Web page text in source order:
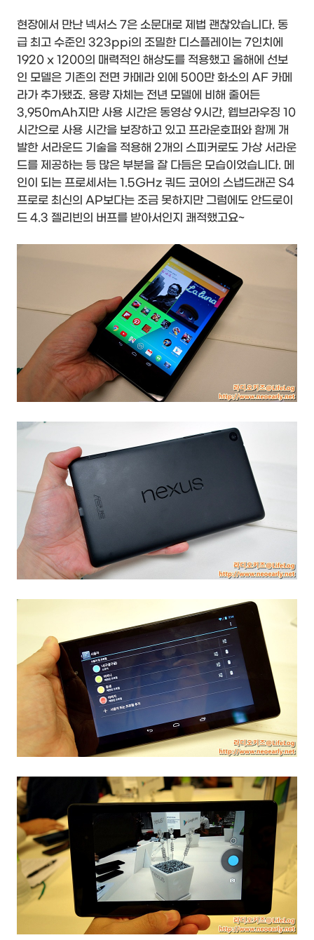
현장에서 만난 넥서스 7은 소문대로 제법 괜찮았습니다. 동
급 최고 수준인 323ppi의 조밀한 디스플레이는 7인치에
1920 x 1200의 매력적인 해상도를 적용했고 올해에 선보
인 모델은 기존의 전면 카메라 외에 500만 화소의 AF 카메
라가 추가됐죠. 용량 자체는 전년 모델에 비해 줄어든
3,950mAh지만 사용 시간은 동영상 9시간, 웹브라우징 10
시간으로 사용 시간을 보장하고 있고 프라운호퍼와 함께 개
발한 서라운드 기술을 적용해 2개의 스피커로도 가상 서라운
드를 제공하는 등 많은 부분을 잘 다듬은 모습이었습니다. 메
인이 되는 프로세서는 1.5GHz 쿼드 코어의 스냅드래곤 S4
프로로 최신의 AP보다는 조금 못하지만 그럼에도 안드로이
드 4.3 젤리빈의 버프를 받아서인지 쾌적했고요~